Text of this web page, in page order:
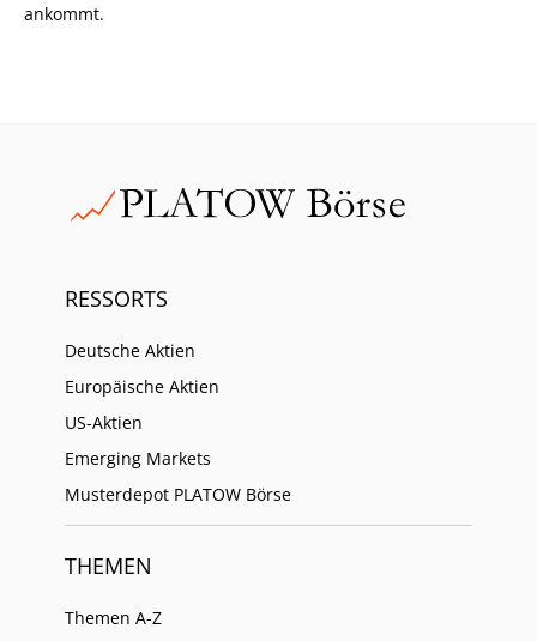
ankommt.
RESSORTS
Deutsche Aktien
Europäische Aktien
US-Aktien
Emerging Markets
Musterdepot PLATOW Börse
THEMEN
Themen A-Z